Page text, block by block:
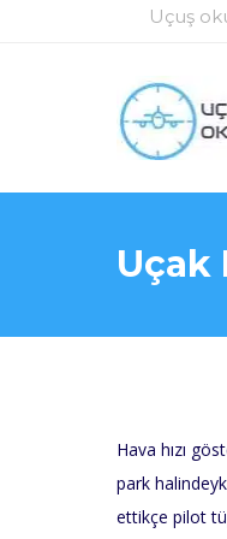
Uçuş
Uçak
Hava hızı
park
ettikçe pilot